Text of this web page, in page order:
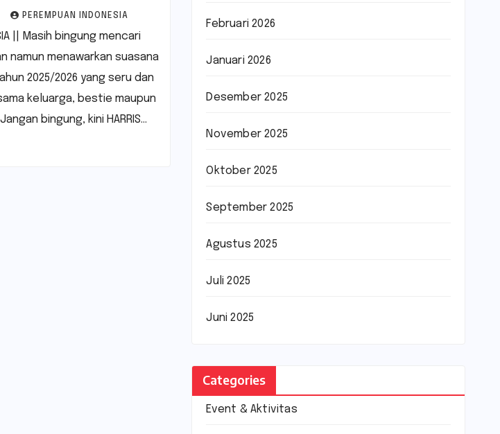
Ini Keseruannya
PEREMPUAN INDONESIA
|| Masih bingung mencari
namun menawarkan suasana
2025/2026 yang seru dan
keluarga, bestie maupun
bingung, kini HARRIS…
Februari 2026
Januari 2026
Desember 2025
November 2025
Oktober 2025
September 2025
Agustus 2025
Juli 2025
Juni 2025
Categories
Event & Aktivitas